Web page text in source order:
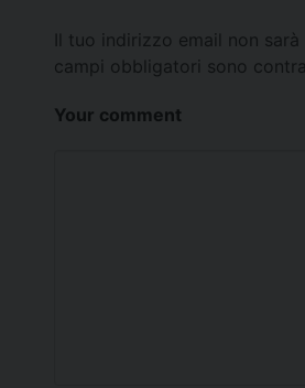
Il tuo indirizzo email non
campi obbligatori sono
Your comment